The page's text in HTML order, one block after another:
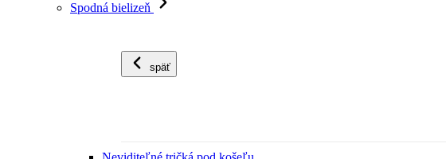
Spodná bielizeň
späť